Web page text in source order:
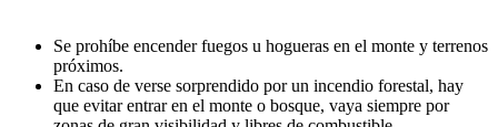
Se prohíbe encender fuegos u hogueras en el monte y terrenos
próximos.
En caso de verse sorprendido por un incendio forestal, hay
que evitar entrar en el monte o bosque, vaya siempre por